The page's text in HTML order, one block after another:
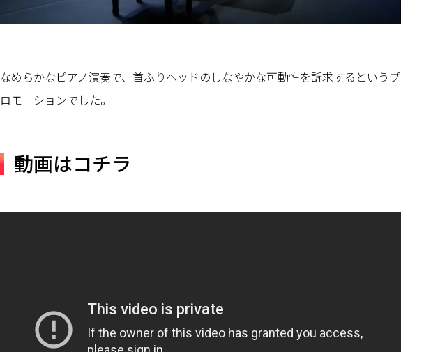
なめらかなピアノ演奏で、首ふりヘッドのしなやかな可動性を訴求するというプ
ロモーションでした。
動画はコチラ